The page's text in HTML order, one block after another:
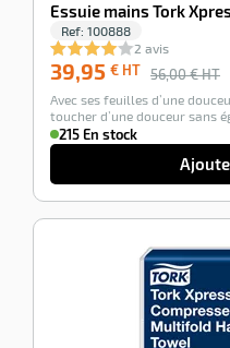
Essuie mains Tork
Ref: 100888
2 avis
39,95 € HT 56,00 € HT
Avec ses feuilles d’une
toucher d’une douceur sans
215 En stock